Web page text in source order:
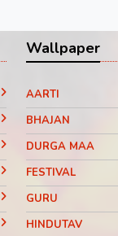
Wallpaper
AARTI
BHAJAN
DURGA MAA
FESTIVAL
GURU
HINDUTAV